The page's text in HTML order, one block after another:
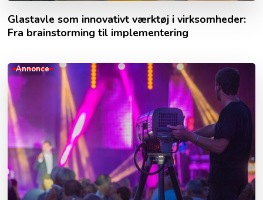
Glastavle som innovativt værktøj i virksomheder:
Fra brainstorming til implementering
Annonce